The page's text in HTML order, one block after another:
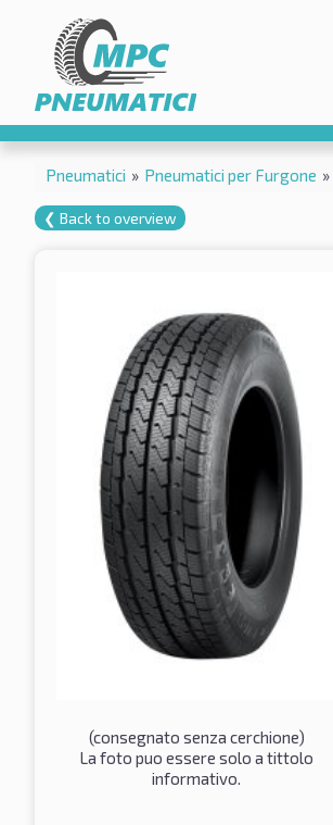
Pneumatici » Pneumatici per Furgone »
❮ Back to overview
(consegnato senza cerchione)
La foto puo essere solo a tittolo
informativo.